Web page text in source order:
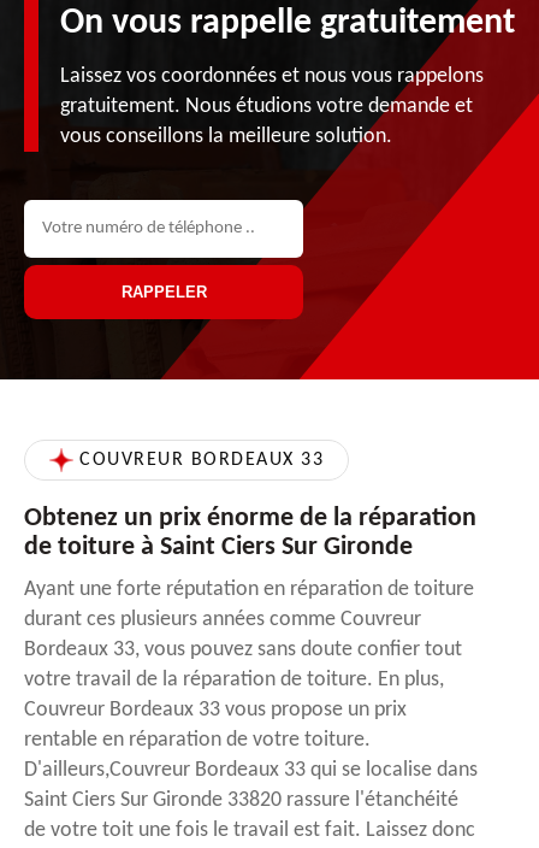
On vous rappelle gratuitement
Laissez vos coordonnées et nous vous rappelons
gratuitement. Nous étudions votre demande et
vous conseillons la meilleure solution.
COUVREUR BORDEAUX 33
Obtenez un prix énorme de la réparation
de toiture à Saint Ciers Sur Gironde
Ayant une forte réputation en réparation de toiture
durant ces plusieurs années comme Couvreur
Bordeaux 33, vous pouvez sans doute confier tout
votre travail de la réparation de toiture. En plus,
Couvreur Bordeaux 33 vous propose un prix
rentable en réparation de votre toiture.
D'ailleurs,Couvreur Bordeaux 33 qui se localise dans
Saint Ciers Sur Gironde 33820 rassure l'étanchéité
de votre toit une fois le travail est fait. Laissez donc